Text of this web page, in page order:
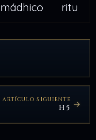
ritu
ARTÍCULO SIGUIENTE
H5